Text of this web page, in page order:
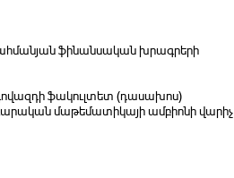
ֆինանսական խրագրերի
ֆակուլտետ (դասախոս)
մաթեմատիկայի ամբիոնի վարիչ